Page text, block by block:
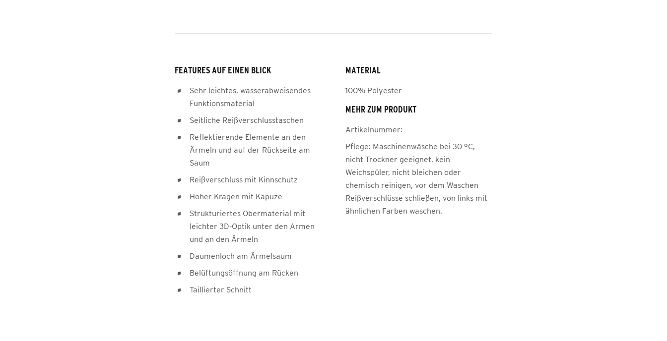
FEATURES AUF EINEN BLICK
Sehr leichtes, wasserabweisendes
Funktionsmaterial
Seitliche Reißverschlusstaschen
Reflektierende Elemente an den
Ärmeln und auf der Rückseite am
Saum
Reißverschluss mit Kinnschutz
Hoher Kragen mit Kapuze
Strukturiertes Obermaterial mit
leichter 3D-Optik unter den Armen
und an den Ärmeln
Daumenloch am Ärmelsaum
Belüftungsöffnung am Rücken
Taillierter Schnitt
MATERIAL
100% Polyester
MEHR ZUM PRODUKT
Artikelnummer:
Pflege: Maschinenwäsche bei 30 °C,
nicht Trockner geeignet, kein
Weichspüler, nicht bleichen oder
chemisch reinigen, vor dem Waschen
Reißverschlüsse schließen, von links mit
ähnlichen Farben waschen.